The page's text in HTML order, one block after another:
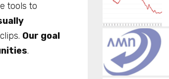
tools to
Our goal
.